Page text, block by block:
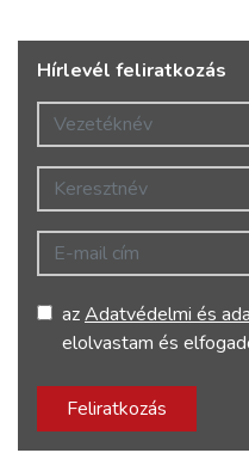
Hírlevél feliratkozás
Vezetéknév
Keresztnév
E-mail cím
azAdatvédelmi és
elolvastam és
Feliratkozás